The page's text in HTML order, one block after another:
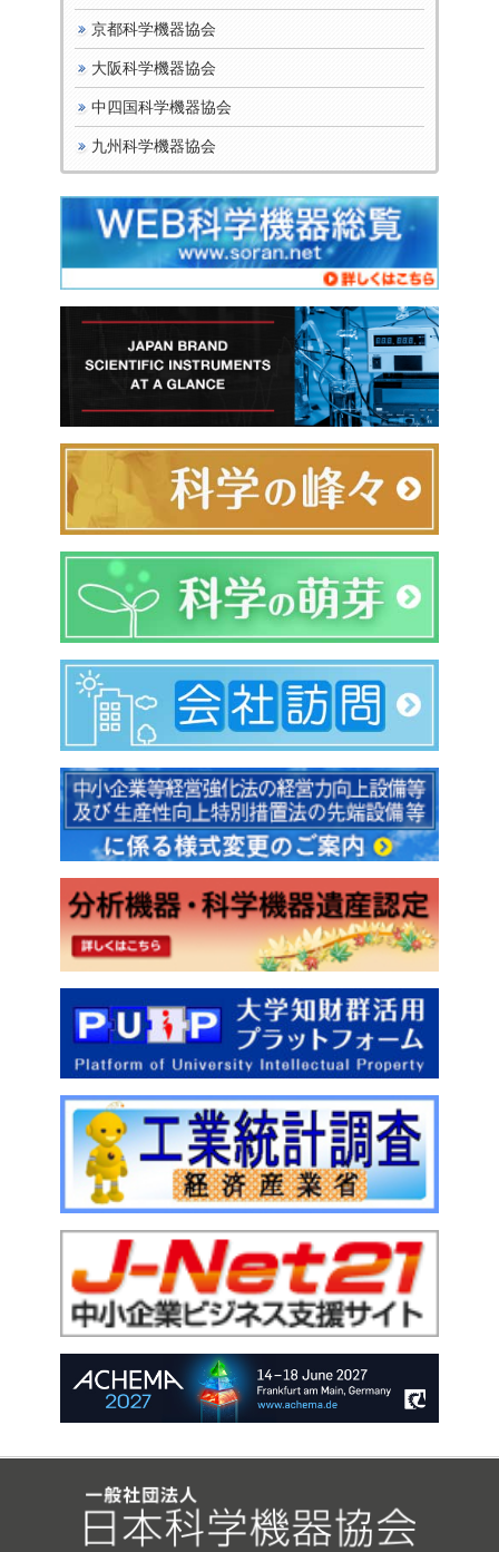
京都科学機器協会
大阪科学機器協会
中四国科学機器協会
九州科学機器協会